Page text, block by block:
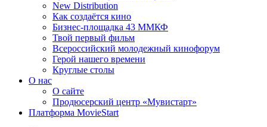
New Distribution
Как создаётся кино
Бизнес-площадка 43 ММКФ
Твой первый фильм
Всероссийский молодежный кинофорум
Герой нашего времени
Круглые столы
О нас
О сайте
Продюсерский центр «Мувистарт»
Платформа MovieStart